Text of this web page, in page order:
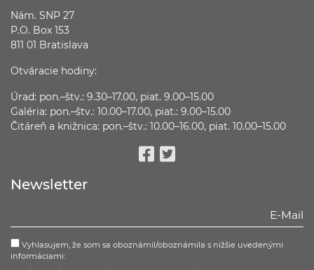
Nám. SNP 27
P.O. Box 153
811 01 Bratislava
Otváracie hodiny:
Úrad: pon.–štv.: 9.30–17.00, piat. 9.00–15.00
Galéria: pon.–štv.: 10.00–17.00, piat.: 9.00–15.00
Čitáreň a knižnica: pon.–štv.: 10.00–16.00, piat. 10.00–15.00
Newsletter
Vyhlasujem, že som sa oboznámil/oboznámila s nižšie uvedenými
informáciami: